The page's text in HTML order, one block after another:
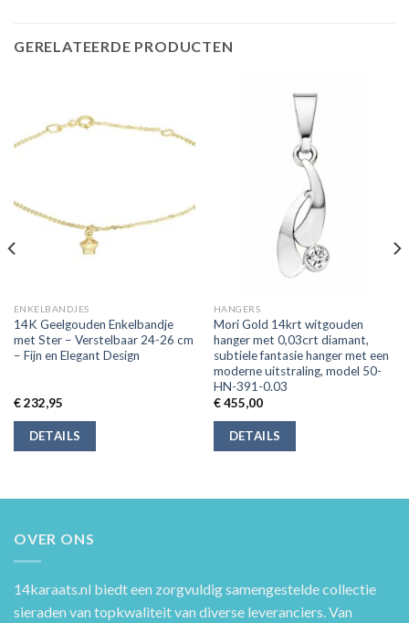
GERELATEERDE PRODUCTEN
ENKELBANDJES
14K Geelgouden Enkelbandje
met Ster – Verstelbaar 24-26 cm
– Fijn en Elegant Design
€232,95
DETAILS
HANGERS
Mori Gold 14krt witgouden
hanger met 0,03crt diamant,
subtiele fantasie hanger met een
moderne uitstraling, model 50-
HN-391-0.03
€455,00
DETAILS
OVER ONS
14karaats.nl biedt een zorgvuldig samengestelde collectie
sieraden van topkwaliteit van diverse leveranciers. Van